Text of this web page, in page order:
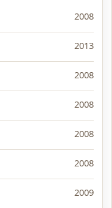
2008
2013
2008
2008
2008
2008
2009